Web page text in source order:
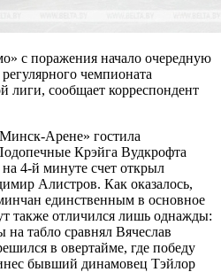
с поражения начало очередную
чемпионата
лиги, сообщает корреспондент
Арене» гостила
Крэйга Вудкрофта
4-й минуте счет открыл
Алистров. Как оказалось,
единственным в основное
также отличился лишь однажды:
табло сравнял Вячеслав
в овертайме, где победу
бывший динамовец Тэйлор